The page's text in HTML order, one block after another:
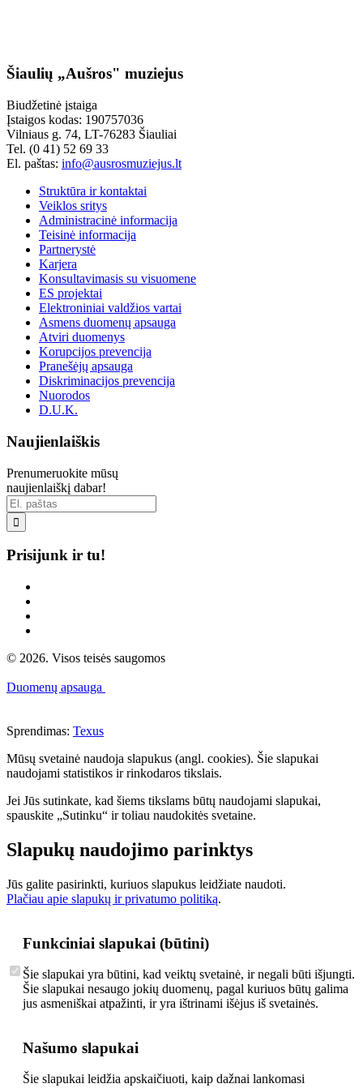
Šiaulių „Aušros" muziejus
Biudžetinė įstaiga
Įstaigos kodas: 190757036
Vilniaus g. 74, LT-76283 Šiauliai
Tel. (0 41) 52 69 33
El. paštas: info@ausrosmuziejus.lt
Struktūra ir kontaktai
Veiklos sritys
Administracinė informacija
Teisinė informacija
Partnerystė
Karjera
Konsultavimasis su visuomene
ES projektai
Elektroniniai valdžios vartai
Asmens duomenų apsauga
Atviri duomenys
Korupcijos prevencija
Pranešėjų apsauga
Diskriminacijos prevencija
Nuorodos
D.U.K.
Naujienlaiškis
Prenumeruokite mūsų
naujienlaiškį dabar!

Prisijunk ir tu!
© 2026. Visos teisės saugomos
Duomenų apsauga
Sprendimas: Texus
Mūsų svetainė naudoja slapukus (angl. cookies). Šie slapukai
naudojami statistikos ir rinkodaros tikslais.
Jei Jūs sutinkate, kad šiems tikslams būtų naudojami slapukai,
spauskite „Sutinku“ ir toliau naudokitės svetaine.
Slapukų naudojimo parinktys
Jūs galite pasirinkti, kuriuos slapukus leidžiate naudoti.
Plačiau apie slapukų ir privatumo politiką.
Funkciniai slapukai (būtini)
Šie slapukai yra būtini, kad veiktų svetainė, ir negali būti išjungti.
Šie slapukai nesaugo jokių duomenų, pagal kuriuos būtų galima
jus asmeniškai atpažinti, ir yra ištrinami išėjus iš svetainės.
Našumo slapukai
Šie slapukai leidžia apskaičiuoti, kaip dažnai lankomasi